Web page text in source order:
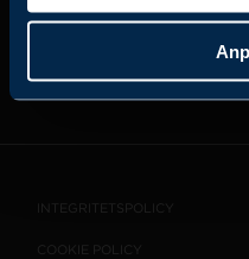
KONTAKT
INTEGRITETSPOLICY
COOKIE POLICY